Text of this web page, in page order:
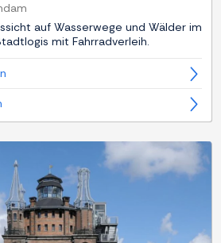
auf Wasserwege und Wälder im
mit Fahrradverleih.